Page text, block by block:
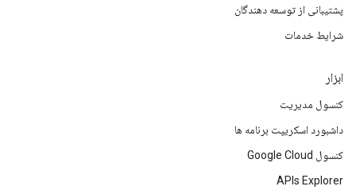
پشتیبانی از توسعه دهندگان
شرایط خدمات
ابزار
کنسول مدیریت
داشبورد اسکریپت برنامه ها
کنسول Google Cloud
APIs Explorer